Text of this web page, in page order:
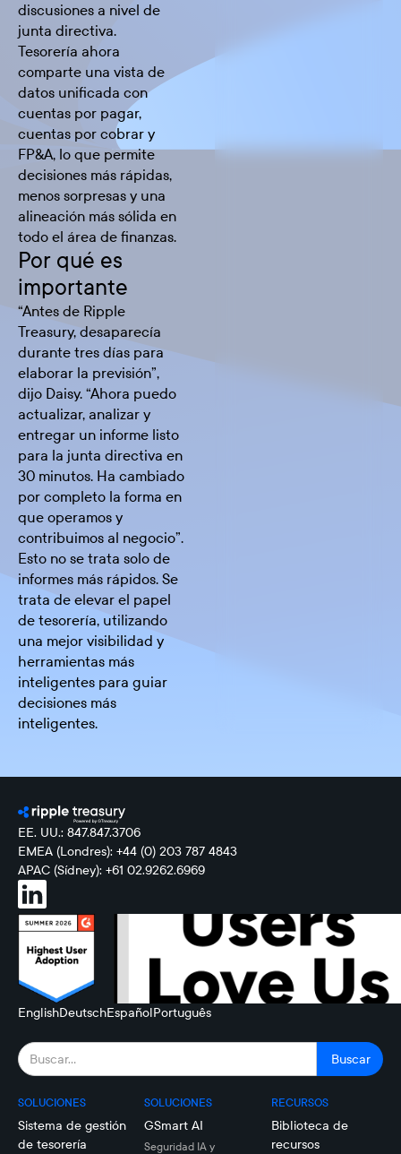
discusiones a nivel de
junta directiva.
Tesorería ahora
comparte una vista de
datos unificada con
cuentas por pagar,
cuentas por cobrar y
FP&A, lo que permite
decisiones más rápidas,
menos sorpresas y una
alineación más sólida en
todo el área de finanzas.
Por qué es
importante
“Antes de Ripple
Treasury, desaparecía
durante tres días para
elaborar la previsión”,
dijo Daisy. “Ahora puedo
actualizar, analizar y
entregar un informe listo
para la junta directiva en
30 minutos. Ha cambiado
por completo la forma en
que operamos y
contribuimos al negocio”.
Esto no se trata solo de
informes más rápidos. Se
trata de elevar el papel
de tesorería, utilizando
una mejor visibilidad y
herramientas más
inteligentes para guiar
decisiones más
inteligentes.
EE. UU.: 847.847.3706
EMEA (Londres): +44 (0) 203 787 4843
APAC (Sídney): +61 02.9262.6969
EnglishDeutschEspañolPortuguês
SOLUCIONES
Sistema de gestión
de tesorería
SOLUCIONES
GSmart AI
Seguridad IA y
RECURSOS
Biblioteca de
recursos